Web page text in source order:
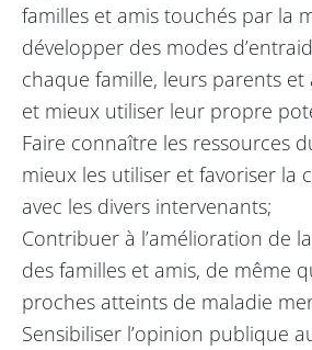
familles et amis touchés par la
développer des modes
chaque famille, leurs parents
et mieux utiliser leur propre
Faire connaître les ressources
mieux les utiliser et favoriser la
avec les divers intervenants;
Contribuer à l’amélioration de
des familles et amis, de même
proches atteints de maladie
Sensibiliser l’opinion publique